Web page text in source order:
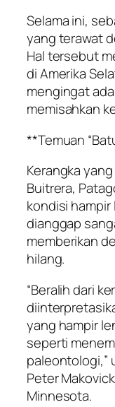
Selama ini,
yang terawat
Hal tersebut
di Amerika
mengingat
memisahkan
**Temuan
Kerangka
Buitrera,
kondisi hampir
dianggap
memberikan
hilang.
“Beralih dari
yang hampir
seperti
paleontologi,”
Peter
Minnesota.